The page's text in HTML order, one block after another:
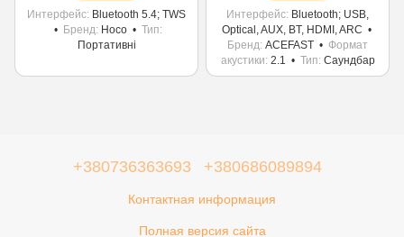
Интерфейс Bluetooth 5.4; TWS
Бренд
Hoco
Тип
Портативні
Интерфейс Bluetooth; USB,
Optical, AUX, BT, HDMI, ARC
Бренд ACEFAST
Формат
акустики 2.1 Тип Саундбар
+380736363693 +380686089894
Контактная информация
Полная версия сайта